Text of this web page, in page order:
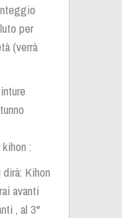
per
(verrà
:
Kihon
avanti
, al 3°